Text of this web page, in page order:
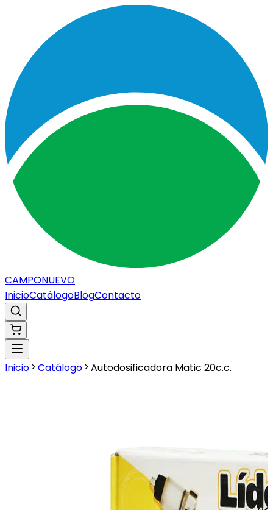
CAMPONUEVO
InicioCatálogoBlogContacto
Inicio Catálogo Autodosificadora Matic 20c.c.